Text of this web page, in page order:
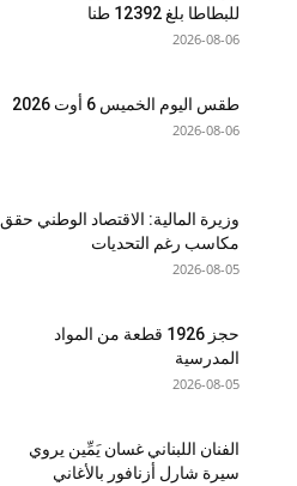
للبطاطا بلغ 12392 طنا
2026-08-06
طقس اليوم الخميس 6 أوت 2026
2026-08-06
وزيرة المالية: الاقتصاد الوطني حقق
مكاسب رغم التحديات
2026-08-05
حجز 1926 قطعة من المواد
المدرسية
2026-08-05
الفنان اللبناني غسان يَمِّين يروي
سيرة شارل أزنافور بالأغاني